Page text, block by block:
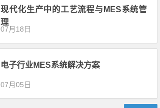
现代化生产中的工艺流程与MES系统管
理
07月18日
电子行业MES系统解决方案
07月05日